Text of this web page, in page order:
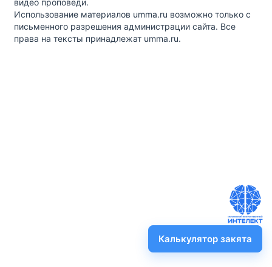
Использование материалов umma.ru возможно только с
письменного разрешения администрации сайта. Все
права на тексты принадлежат umma.ru.
Калькулятор закята